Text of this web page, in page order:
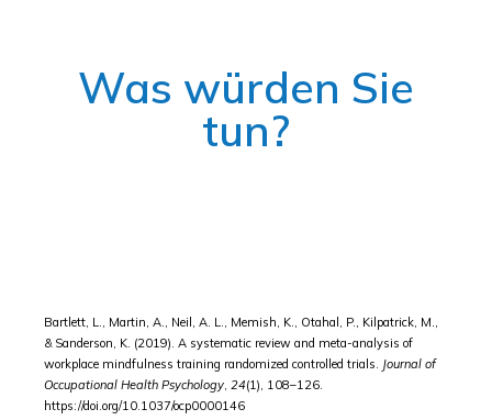
Was würden Sie
tun?
Bartlett, L., Martin, A., Neil, A. L., Memish, K., Otahal, P., Kilpatrick, M.,
& Sanderson, K. (2019). A systematic review and meta-analysis of
workplace mindfulness training randomized controlled trials. Journal of
Occupational Health Psychology, 24(1), 108–126.
https://doi.org/10.1037/ocp0000146